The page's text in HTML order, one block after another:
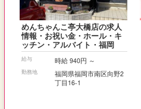
めんちゃんこ亭大橋店の求人
情報・お祝い金・ホール・キ
ッチン・アルバイト・福岡
給与 時給 940円 ～
勤務地
福岡県福岡市南区向野2
丁目16-1